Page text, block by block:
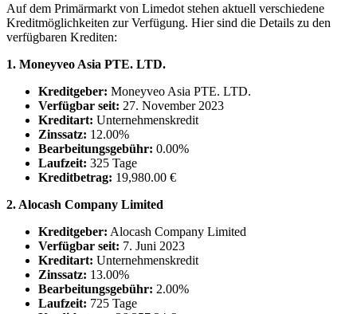
Auf dem Primärmarkt von Limedot stehen aktuell verschiedene
Kreditmöglichkeiten zur Verfügung. Hier sind die Details zu den
verfügbaren Krediten:
1. Moneyveo Asia PTE. LTD.
Kreditgeber: Moneyveo Asia PTE. LTD.
Verfügbar seit: 27. November 2023
Kreditart: Unternehmenskredit
Zinssatz: 12.00%
Bearbeitungsgebühr: 0.00%
Laufzeit: 325 Tage
Kreditbetrag: 19,980.00 €
2. Alocash Company Limited
Kreditgeber: Alocash Company Limited
Verfügbar seit: 7. Juni 2023
Kreditart: Unternehmenskredit
Zinssatz: 13.00%
Bearbeitungsgebühr: 2.00%
Laufzeit: 725 Tage